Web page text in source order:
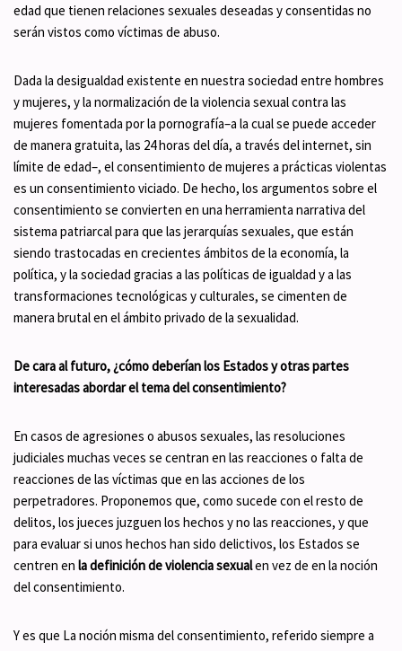
edad que tienen relaciones sexuales deseadas y consentidas no
serán vistos como víctimas de abuso.
Dada la desigualdad existente en nuestra sociedad entre hombres
y mujeres, y la normalización de la violencia sexual contra las
mujeres fomentada por la pornografía–a la cual se puede acceder
de manera gratuita, las 24 horas del día, a través del internet, sin
límite de edad–, el consentimiento de mujeres a prácticas violentas
es un consentimiento viciado. De hecho, los argumentos sobre el
consentimiento se convierten en una herramienta narrativa del
sistema patriarcal para que las jerarquías sexuales, que están
siendo trastocadas en crecientes ámbitos de la economía, la
política, y la sociedad gracias a las políticas de igualdad y a las
transformaciones tecnológicas y culturales, se cimenten de
manera brutal en el ámbito privado de la sexualidad.
De cara al futuro, ¿cómo deberían los Estados y otras partes
interesadas abordar el tema del consentimiento?
En casos de agresiones o abusos sexuales, las resoluciones
judiciales muchas veces se centran en las reacciones o falta de
reacciones de las víctimas que en las acciones de los
perpetradores. Proponemos que, como sucede con el resto de
delitos, los jueces juzguen los hechos y no las reacciones, y que
para evaluar si unos hechos han sido delictivos, los Estados se
centren en la definición de violencia sexualen vez de en la noción
del consentimiento.
Y es que La noción misma del consentimiento, referido siempre a